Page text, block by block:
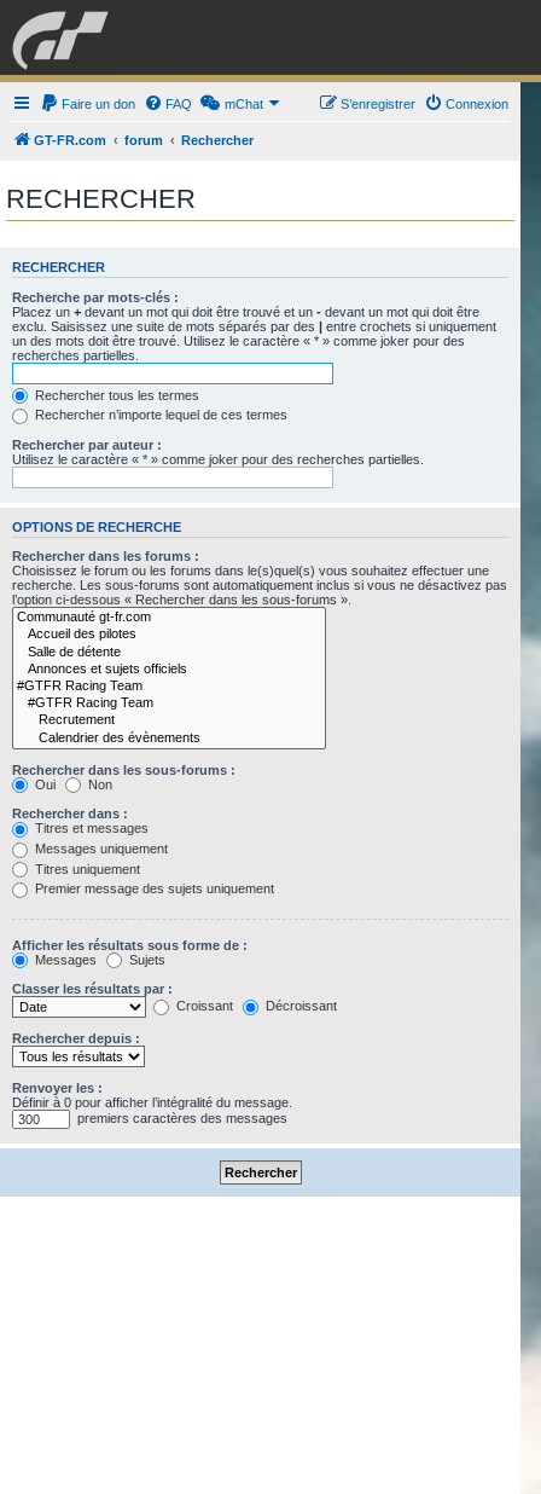
GRAN TURISMO FORUM
ESPORT BOUTIQUE
Faire un don FAQ mChat Connexion
S’enregistrer
GT-FR.com forum Rechercher
RECHERCHER
RECHERCHER
Recherche par mots-clés :
Placez un + devant un mot qui doit être trouvé et un - devant un mot qui doit être
exclu. Saisissez une suite de mots séparés par des | entre crochets si uniquement
un des mots doit être trouvé. Utilisez le caractère « * » comme joker pour des
recherches partielles.
Rechercher tous les termes
Rechercher n’importe lequel de ces termes
Rechercher par auteur :
Utilisez le caractère « * » comme joker pour des recherches partielles.
OPTIONS DE RECHERCHE
Rechercher dans les forums :
Choisissez le forum ou les forums dans le(s)quel(s) vous souhaitez effectuer une
recherche. Les sous-forums sont automatiquement inclus si vous ne désactivez pas
l’option ci-dessous « Rechercher dans les sous-forums ».
Rechercher dans les sous-forums :
Oui
Non
Rechercher dans :
Titres et messages
Messages uniquement
Titres uniquement
Premier message des sujets uniquement
Afficher les résultats sous forme de :
Messages
Sujets
Classer les résultats par :
Croissant
Décroissant
Rechercher depuis :
Renvoyer les :
Définir à 0 pour afficher l’intégralité du message.
premiers caractères des messages